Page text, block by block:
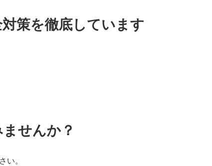
策を徹底しています
せんか？
い。